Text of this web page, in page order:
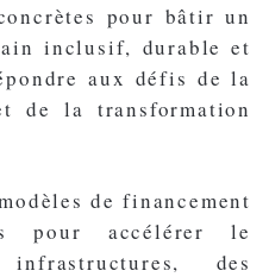
pour bâtir un
inclusif, durable et
aux défis de la
de la transformation
de financement
pour accélérer le
des